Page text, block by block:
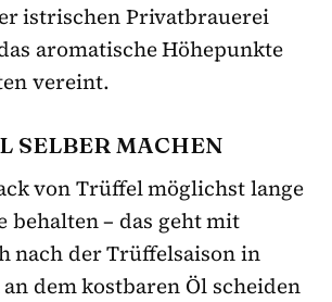
istrischen Privatbrauerei
aromatische Höhepunkte
vereint.
SELBER MACHEN
von Trüffel möglichst lange
behalten – das geht mit
nach der Trüffelsaison in
dem kostbaren Öl scheiden